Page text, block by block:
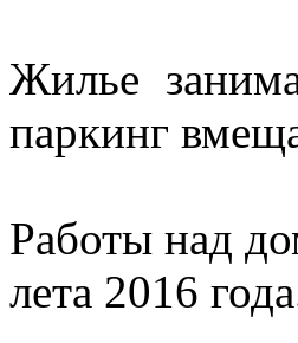
Жилье
паркинг
Работы над
лета 2016